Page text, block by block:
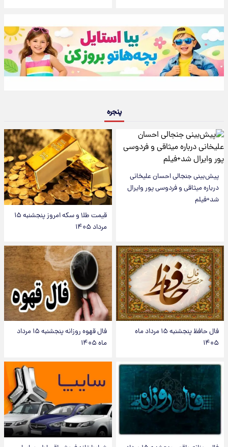
پنجره
پیش‌بینی جنجالی احسان علیخانی
درباره میثاقی و فردوسی پور وایرال
شد+فیلم
قیمت طلا و سکه امروز پنجشنبه ۱۵
مرداد ۱۴۰۵
فال حافظ پنجشنبه ۱۵ مرداد ماه
۱۴۰۵
فال قهوه روزانه پنجشنبه ۱۵ مرداد
ماه ۱۴۰۵